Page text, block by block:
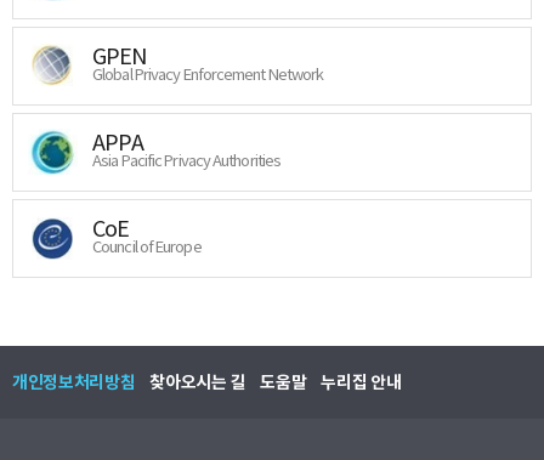
GPEN
Global Privacy Enforcement Network
APPA
Asia Pacific Privacy Authorities
CoE
Council of Europe
개인정보처리방침 찾아오시는 길 도움말 누리집 안내